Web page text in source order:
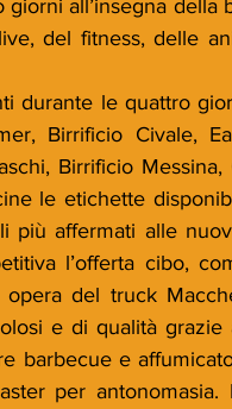
all’insegna della
del fitness, delle
durante le quattro
Birrificio Civale,
Birrificio
le etichette
più affermati alle
l’offerta cibo,
opera del truck
e di qualità
barbecue e
per